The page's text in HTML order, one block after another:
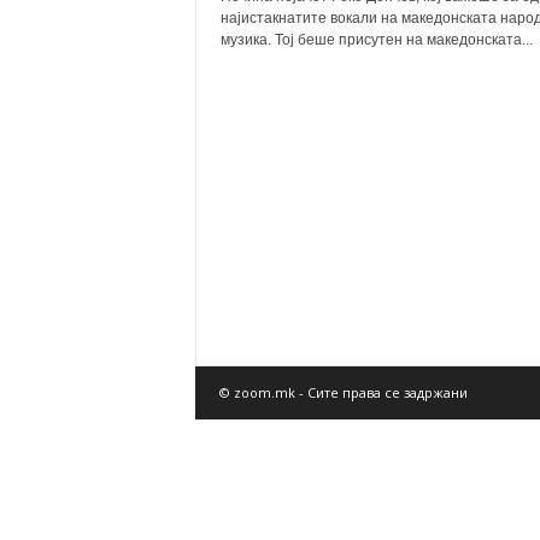
најистакнатите вокали на македонската
музика. Тој беше присутен на македонската...
© zoom.mk - Сите права се задржани